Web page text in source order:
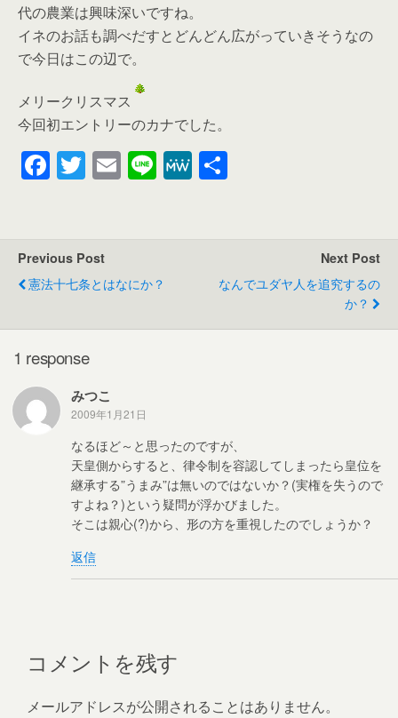
代の農業は興味深いですね。
イネのお話も調べだすとどんどん広がっていきそうなの
で今日はこの辺で。
メリークリスマス
今回初エントリーのカナでした。
F
a
e
b
o
k
T
wi
er
E
m
Li
n
M
e
Previous Post
憲法十七条とはなにか？
Next Post
なんでユダヤ人を追究するの
か？
1 response
みつこ
2009年1月21日
なるほど～と思ったのですが、
天皇側からすると、律令制を容認してしまったら皇位を
継承する”うまみ”は無いのではないか？(実権を失うので
すよね？)という疑問が浮かびました。
そこは親心(?)から、形の方を重視したのでしょうか？
返信
コメントを残す
メールアドレスが公開されることはありません。